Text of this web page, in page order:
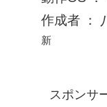
作成者 ：
新
スポンサ